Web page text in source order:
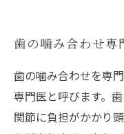
歯の噛み合わせ専
歯の噛み合わせを専
専門医と呼びます。
関節に負担がかかり